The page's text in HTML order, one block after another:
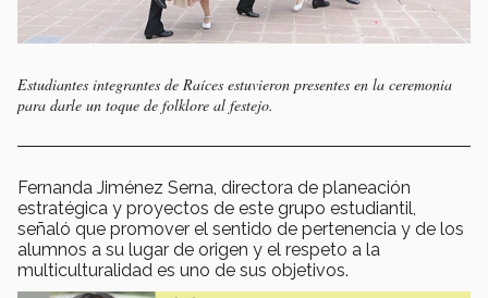
Estudiantes integrantes de Raíces estuvieron presentes en la ceremonia
para darle un toque de folklore al festejo.
Fernanda Jiménez Serna, directora de planeación
estratégica y proyectos de este grupo estudiantil,
señaló que promover el sentido de pertenencia y de los
alumnos a su lugar de origen y el respeto a la
multiculturalidad es uno de sus objetivos.